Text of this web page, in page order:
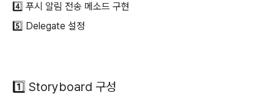
4️⃣ 푸시 알림 전송 메소드 구현
5️⃣ Delegate 설정
1️⃣ Storyboard 구성